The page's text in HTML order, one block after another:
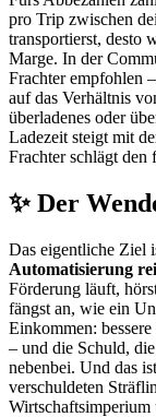
pro Trip zwischen
transportierst, desto
Marge. In der
Frachter empfohlen
auf das Verhältnis
überladenes oder
Ladezeit steigt mit
Frachter schlägt den
✨ Der
Das eigentliche Ziel
Automatisierung
Förderung läuft,
fängst an, wie ein
Einkommen:
– und die Schuld,
nebenbei. Und das
verschuldeten
Wirtschaftsimperium